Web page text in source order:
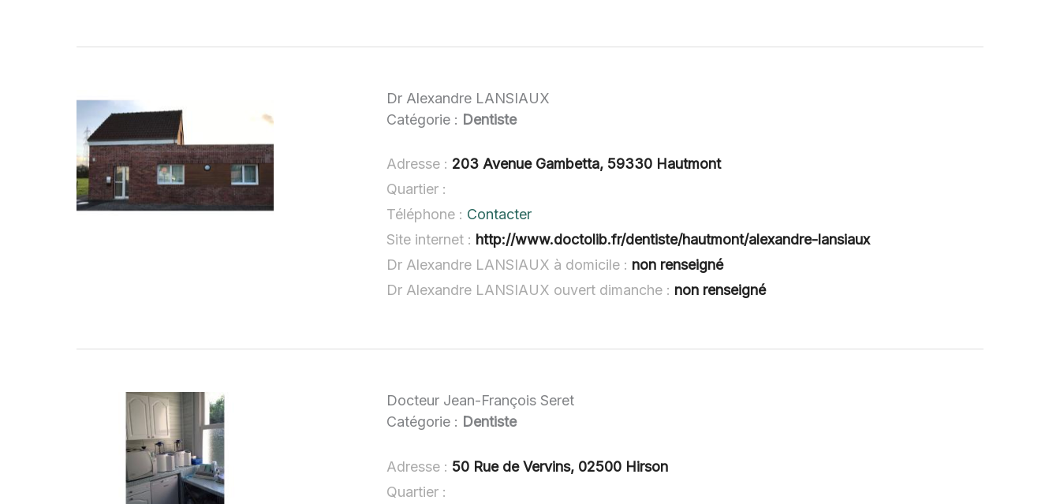
Dr Alexandre LANSIAUX
Catégorie : Dentiste
Adresse : 203 Avenue Gambetta, 59330 Hautmont
Quartier :
Téléphone : Contacter
Site internet : http://www.doctolib.fr/dentiste/hautmont/alexandre-lansiaux
Dr Alexandre LANSIAUX à domicile : non renseigné
Dr Alexandre LANSIAUX ouvert dimanche : non renseigné
Docteur Jean-François Seret
Catégorie : Dentiste
Adresse : 50 Rue de Vervins, 02500 Hirson
Quartier :